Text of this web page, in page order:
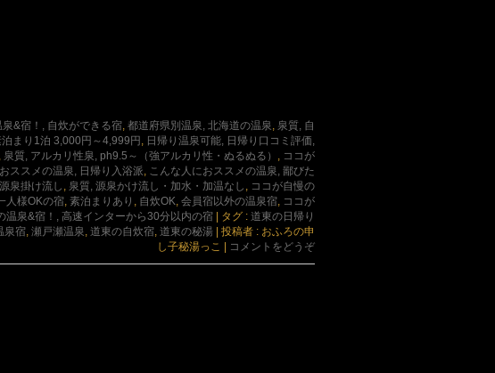
泉&宿！, 自炊ができる宿, 都道府県別温泉, 北海道の温泉, 泉質, 自
まり1泊 3,000円～4,999円, 日帰り温泉可能, 日帰り口コミ評価,
, 泉質, アルカリ性泉, ph9.5～（強アルカリ性・ぬるぬる） , ココが
ススメの温泉, 日帰り入浴派, こんな人におススメの温泉, 鄙びた
泉掛け流し , 泉質, 源泉かけ流し・加水・加温なし , ココが自慢の
人様OKの宿, 素泊まりあり , 自炊OK, 会員宿以外の温泉宿, ココが
温泉&宿！, 高速インターから30分以内の宿 | タグ : 道東の日帰り
泉宿, 瀬戸瀬温泉, 道東の自炊宿, 道東の秘湯 | 投稿者 : おふろの申
し子秘湯っこ | コメントをどうぞ